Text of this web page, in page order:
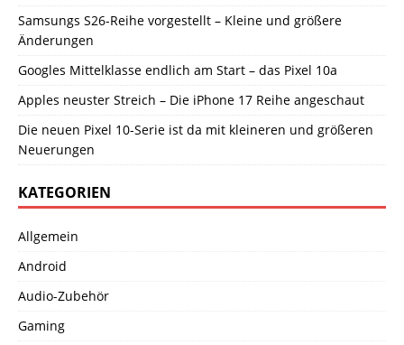
Samsungs S26-Reihe vorgestellt – Kleine und größere
Änderungen
Googles Mittelklasse endlich am Start – das Pixel 10a
Apples neuster Streich – Die iPhone 17 Reihe angeschaut
Die neuen Pixel 10-Serie ist da mit kleineren und größeren
Neuerungen
KATEGORIEN
Allgemein
Android
Audio-Zubehör
Gaming